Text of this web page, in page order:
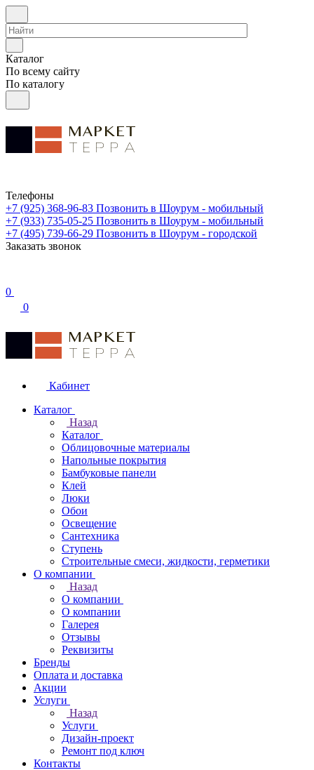
Каталог
По всему сайту
По каталогу
Телефоны
+7 (925) 368-96-83 Позвонить в Шоурум - мобильный
+7 (933) 735-05-25 Позвонить в Шоурум - мобильный
+7 (495) 739-66-29 Позвонить в Шоурум - городской
Заказать звонок
0
0
Кабинет
Каталог
Назад
Каталог
Облицовочные материалы
Напольные покрытия
Бамбуковые панели
Клей
Люки
Обои
Освещение
Сантехника
Ступень
Строительные смеси, жидкости, герметики
О компании
Назад
О компании
О компании
Галерея
Отзывы
Реквизиты
Бренды
Оплата и доставка
Акции
Услуги
Назад
Услуги
Дизайн-проект
Ремонт под ключ
Контакты